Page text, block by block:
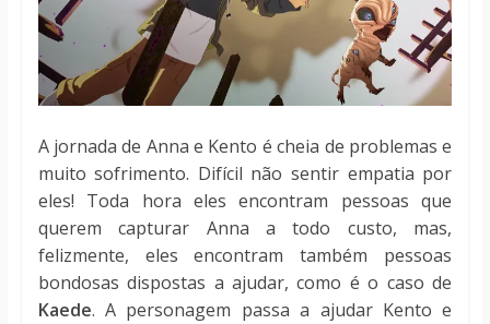
A jornada de Anna e Kento é cheia de problemas e
muito sofrimento. Difícil não sentir empatia por
eles! Toda hora eles encontram pessoas que
querem capturar Anna a todo custo, mas,
felizmente, eles encontram também pessoas
bondosas dispostas a ajudar, como é o caso de
Kaede. A personagem passa a ajudar Kento e